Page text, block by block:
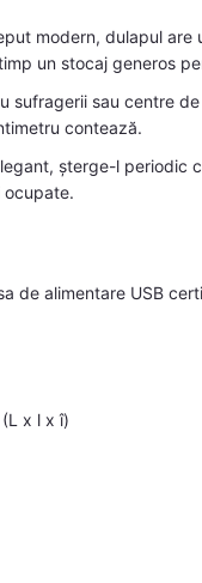
modern, dulapul are
un stocaj generos
sufragerii sau centre
contează.
șterge-l periodic
de alimentare USB
x l x î)